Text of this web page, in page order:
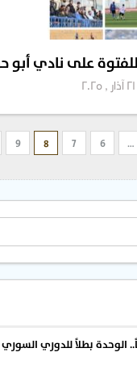
على نادي أبو
21 آذار , 2025
الوحدة بطلاً للدوري السوري